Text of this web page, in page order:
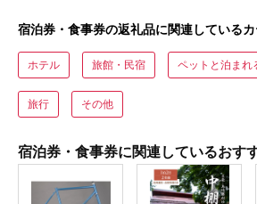
宿泊券・食事券の返礼品に関連しているカ
ホテル 旅館・民宿 ペットと泊まれ
旅行 その他
宿泊券・食事券に関連しているおす